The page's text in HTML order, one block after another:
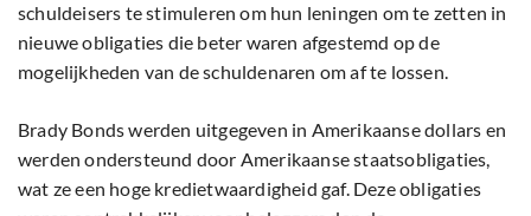
schuldeisers te stimuleren om hun leningen om te zetten in
nieuwe obligaties die beter waren afgestemd op de
mogelijkheden van de schuldenaren om af te lossen.
Brady Bonds werden uitgegeven in Amerikaanse dollars en
werden ondersteund door Amerikaanse staatsobligaties,
wat ze een hoge kredietwaardigheid gaf. Deze obligaties